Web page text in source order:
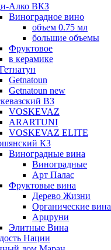
Алко ВКЗ
Виноградное вино
объем 0.75 мл
большие объемы
Фруктовое
в керамике
Getnatoun
Getnatoun new
ВЗ
VOSKEVAZ
ARARTUNI
VOSKEVAZ ELITE
КЗ
Виноградные вина
Виноградные
Арт Палас
Фруктовые вина
Дерево Жизни
Органические вина
Арцруни
Элитные Вина
Нации